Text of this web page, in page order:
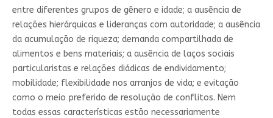
entre diferentes grupos de gênero e idade; a ausência de
relações hierárquicas e lideranças com autoridade; a ausência
da acumulação de riqueza; demanda compartilhada de
alimentos e bens materiais; a ausência de laços sociais
particularistas e relações diádicas de endividamento;
mobilidade; flexibilidade nos arranjos de vida; e evitação
como o meio preferido de resolução de conflitos. Nem
todas essas características estão necessariamente